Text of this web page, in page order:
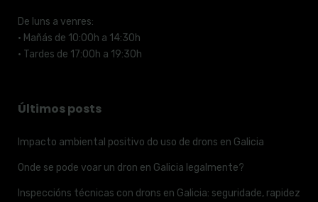
De luns a venres:
· Mañás de 10:00h a 14:30h
· Tardes de 17:00h a 19:30h
Últimos posts
Impacto ambiental positivo do uso de drons en Galicia
Onde se pode voar un dron en Galicia legalmente?
Inspeccións técnicas con drons en Galicia: seguridade, rapidez